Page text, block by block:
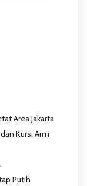
Area Jakarta
Kursi Arm
Putih